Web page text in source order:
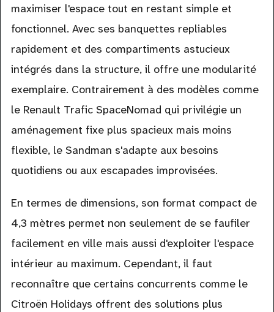
maximiser l'espace tout en restant simple et
fonctionnel. Avec ses banquettes repliables
rapidement et des compartiments astucieux
intégrés dans la structure, il offre une modularité
exemplaire. Contrairement à des modèles comme
le Renault Trafic SpaceNomad qui privilégie un
aménagement fixe plus spacieux mais moins
flexible, le Sandman s'adapte aux besoins
quotidiens ou aux escapades improvisées.
En termes de dimensions, son format compact de
4,3 mètres permet non seulement de se faufiler
facilement en ville mais aussi d'exploiter l'espace
intérieur au maximum. Cependant, il faut
reconnaître que certains concurrents comme le
Citroën Holidays offrent des solutions plus